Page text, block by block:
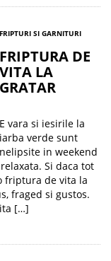
FRIPTURI SI GARNITURI
FRIPTURA DE
VITA LA
GRATAR
E vara si iesirile la
iarba verde sunt
nelipsite in weekend
Si daca tot
friptura de vita la
fraged si gustos.
[…]